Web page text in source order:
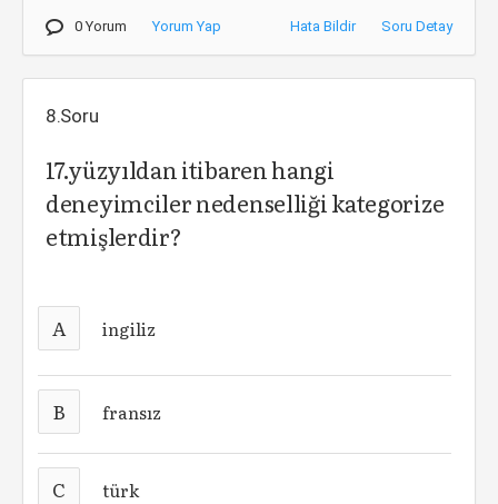
0 Yorum Yorum Yap Hata Bildir Soru Detay
8.Soru
17.yüzyıldan itibaren hangi
deneyimciler nedenselliği kategorize
etmişlerdir?
A ingiliz
B fransız
C türk